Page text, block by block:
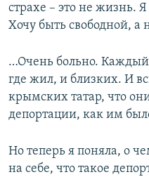
страхе – это не жизнь.
Хочу быть свободной, а
…Очень больно.
где жил, и близких. И
крымских татар, что
депортации, как им
Но теперь я поняла, о
на себе, что такое